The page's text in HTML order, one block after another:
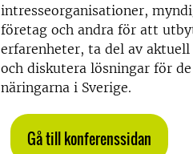
intresseorganisationer,
företag och andra för att
erfarenheter, ta del av
och diskutera lösningar för
näringarna i Sverige.
Gå till konferenssidan